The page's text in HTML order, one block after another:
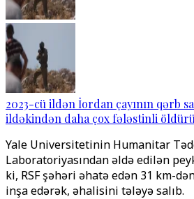
2023-cü ildən İordan çayının qərb
ildəkindən daha çox fələstinli
Yale Universitetinin Humanitar
Laboratoriyasından əldə edilən
ki, RSF şəhəri əhatə edən 31 km-
inşa edərək, əhalisini tələyə salıb.